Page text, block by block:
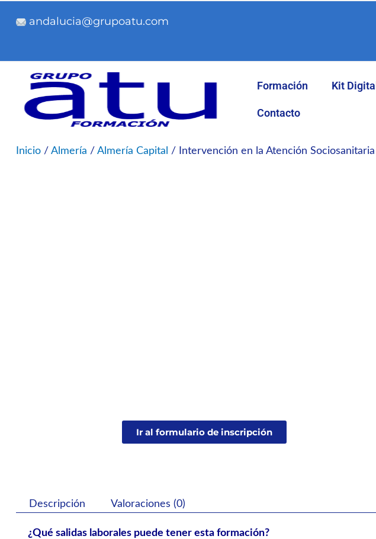
andalucia@grupoatu.com
Formación Kit
Contacto
Inicio / Almería / Almería Capital / Intervención en la Atención
Ir al formulario de inscripción
Descripción Valoraciones (0)
¿Qué salidas laborales puede tener esta formación?